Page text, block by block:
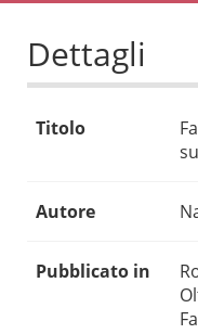
Dettagli
Titolo
Autore
Pubblicato in